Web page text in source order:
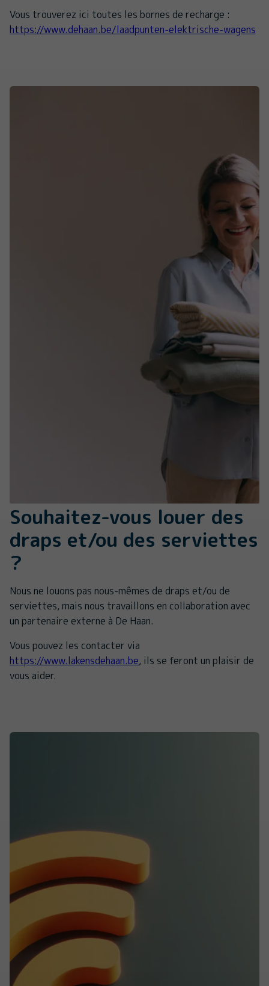
Vous trouverez ici toutes les bornes de recharge :
https://www.dehaan.be/laadpunten-elektrische-wagens
Souhaitez-vous louer des
draps et/ou des serviettes
?
Nous ne louons pas nous-mêmes de draps et/ou de
serviettes, mais nous travaillons en collaboration avec
un partenaire externe à De Haan.
Vous pouvez les contacter via
https://www.lakensdehaan.be, ils se feront un plaisir de
vous aider.